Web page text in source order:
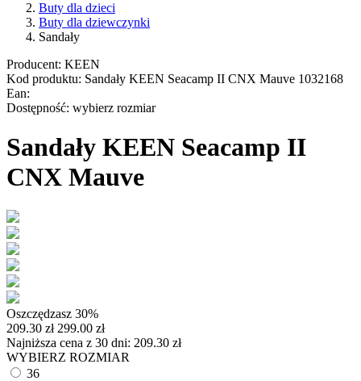
Buty dla dzieci
Buty dla dziewczynki
Sandały
Producent: KEEN
Kod produktu: Sandały KEEN Seacamp II CNX Mauve 1032168
Ean:
Dostępność: wybierz rozmiar
Sandały KEEN Seacamp II
CNX Mauve
Oszczędzasz 30%
209.30 zł 299.00 zł
Najniższa cena z 30 dni: 209.30 zł
WYBIERZ ROZMIAR
36